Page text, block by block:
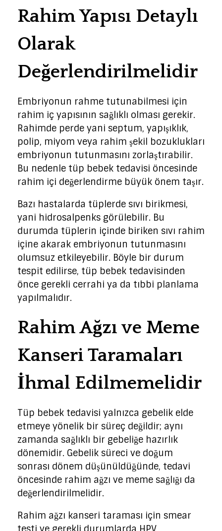
Rahim Yapısı Detaylı
Olarak
Değerlendirilmelidir
Embriyonun rahme tutunabilmesi için
rahim iç yapısının sağlıklı olması gerekir.
Rahimde perde yani septum, yapışıklık,
polip, miyom veya rahim şekil bozuklukları
embriyonun tutunmasını zorlaştırabilir.
Bu nedenle tüp bebek tedavisi öncesinde
rahim içi değerlendirme büyük önem taşır.
Bazı hastalarda tüplerde sıvı birikmesi,
yani hidrosalpenks görülebilir. Bu
durumda tüplerin içinde biriken sıvı rahim
içine akarak embriyonun tutunmasını
olumsuz etkileyebilir. Böyle bir durum
tespit edilirse, tüp bebek tedavisinden
önce gerekli cerrahi ya da tıbbi planlama
yapılmalıdır.
Rahim Ağzı ve Meme
Kanseri Taramaları
İhmal Edilmemelidir
Tüp bebek tedavisi yalnızca gebelik elde
etmeye yönelik bir süreç değildir; aynı
zamanda sağlıklı bir gebeliğe hazırlık
dönemidir. Gebelik süreci ve doğum
sonrası dönem düşünüldüğünde, tedavi
öncesinde rahim ağzı ve meme sağlığı da
değerlendirilmelidir.
Rahim ağzı kanseri taraması için smear